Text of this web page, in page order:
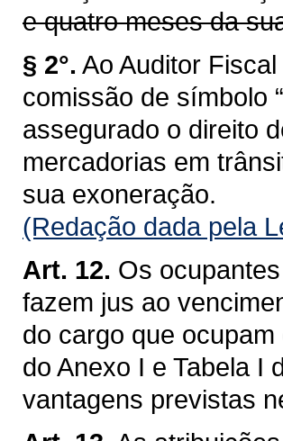
e quatro meses da
§ 2°. Ao Auditor
comissão de símbolo
assegurado o direito
mercadorias em
sua exoneração.
(Redação dada pela
Art. 12. Os
fazem jus ao
do cargo que
do Anexo I e Tabela I
vantagens previstas